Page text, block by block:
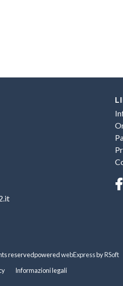
Informazioni legali
reservedpoweredwebExpressbyRSoft